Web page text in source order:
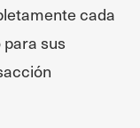
cada
sus